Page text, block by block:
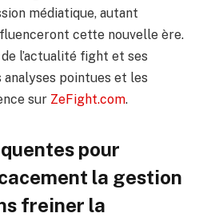
médiatique, autant
cette nouvelle ère.
l’actualité fight et ses
analyses pointues et les
sur ZeFight.com.
pour
la gestion
freiner la